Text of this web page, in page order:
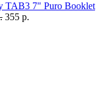
TAB3 7" Puro Booklet
355 р.